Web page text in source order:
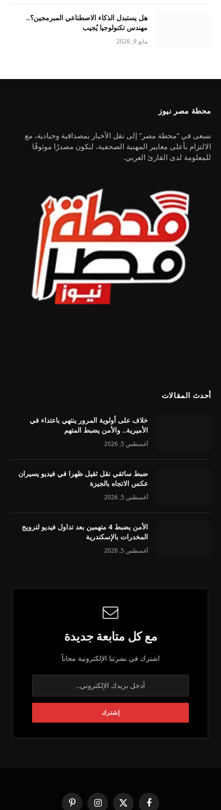
هل يستبدل الذكاء الاصطناعي المبرمجين؟..
مهندس تكنولوجيا يُجيب
مايو 9, 2026
محطة مصر نيوز
نسعى في “محطة مصر” إلى نقل الأخبار بمصداقية وحيادية، مع
الالتزام بأعلى معايير المهنية الصحفية، لنكون مصدرًا موثوقًا
للمعلومة لدى القارئ العربي.
أحدث المقالات
خلاف على أولوية المرور ينتهي باعتداء في
الأميرية.. والأمن يضبط المتهم
أغسطس 5, 2026
ضبط سائقي نقل ثقيل ظهرا في فيديو يسيران
عكس الاتجاه بالجيزة
أغسطس 5, 2026
الأمن يضبط 4 متهمين بعد تداول فيديو لترويج
المخدرات بالإسكندرية
أغسطس 5, 2026
مع كل متابعة جديدة
اشترك في نشرتنا الإلكترونية مجاناً
فيسبوك X الانستغرامبينتيريست